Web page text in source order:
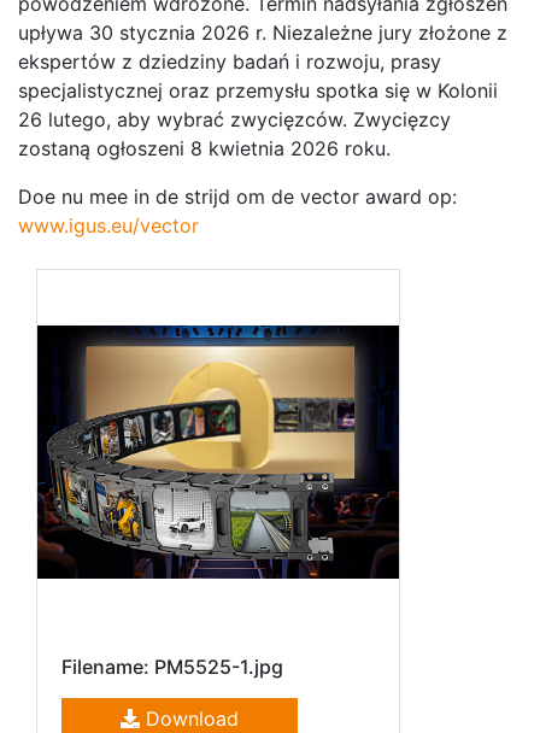
upływa 30 stycznia 2026 r. Niezależne jury złożone z
ekspertów z dziedziny badań i rozwoju, prasy
specjalistycznej oraz przemysłu spotka się w Kolonii
26 lutego, aby wybrać zwycięzców. Zwycięzcy
zostaną ogłoszeni 8 kwietnia 2026 roku.
Doe nu mee in de strijd om de vector award op:
www.igus.eu/vector
Filename: PM5525-1.jpg
Download